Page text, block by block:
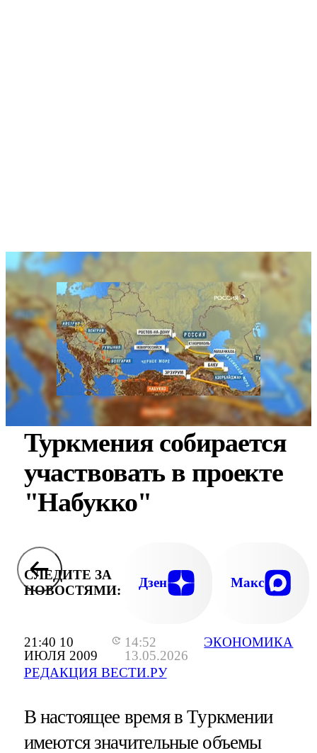
21:40 10
ИЮЛЯ 2009
14:52
13.05.2026
РЕДАКЦИЯ ВЕСТИ.РУ
ЭКОНОМИКА
Туркмения собирается
участвовать в проекте
"Набукко"
СЛЕДИТЕ ЗА
НОВОСТЯМИ:
Дзен Макс
В настоящее время в Туркмении
имеются значительные объемы